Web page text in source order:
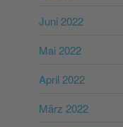
Juni 2022
Mai 2022
April 2022
März 2022